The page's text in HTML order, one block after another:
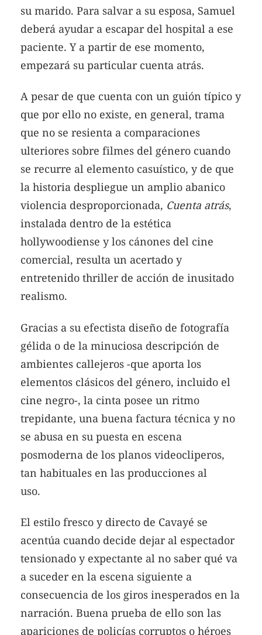
su marido. Para salvar a su esposa, Samuel
deberá ayudar a escapar del hospital a ese
paciente. Y a partir de ese momento,
empezará su particular cuenta atrás.
A pesar de que cuenta con un guión típico y
que por ello no existe, en general, trama
que no se resienta a comparaciones
ulteriores sobre filmes del género cuando
se recurre al elemento casuístico, y de que
la historia despliegue un amplio abanico
violencia desproporcionada, Cuenta atrás,
instalada dentro de la estética
hollywoodiense y los cánones del cine
comercial, resulta un acertado y
entretenido thriller de acción de inusitado
realismo.
Gracias a su efectista diseño de fotografía
gélida o de la minuciosa descripción de
ambientes callejeros -que aporta los
elementos clásicos del género, incluido el
cine negro-, la cinta posee un ritmo
trepidante, una buena factura técnica y no
se abusa en su puesta en escena
posmoderna de los planos videocliperos,
tan habituales en las producciones al
uso.
El estilo fresco y directo de Cavayé se
acentúa cuando decide dejar al espectador
tensionado y expectante al no saber qué va
a suceder en la escena siguiente a
consecuencia de los giros inesperados en la
narración. Buena prueba de ello son las
apariciones de policías corruptos o héroes